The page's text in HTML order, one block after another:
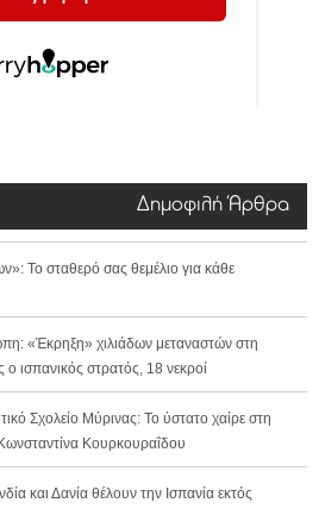
Δημοφιλή Άρθρα
Το σταθερό σας θεμέλιο για κάθε
«Έκρηξη» χιλιάδων μεταναστών στη
ισπανικός στρατός, 18 νεκροί
Σχολείο Μύρινας: Το ύστατο χαίρε στη
Κουρκουραΐδου
και Δανία θέλουν την Ισπανία εκτός